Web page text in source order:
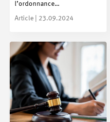
l’ordonnance…
Article | 23.09.2024